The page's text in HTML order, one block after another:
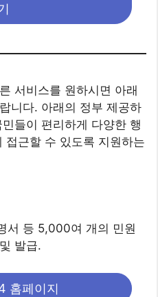
서비스를 원하시면 아래
니다. 아래의 정부 제공하
들이 편리하게 다양한 행
접근할 수 있도록 지원하는
서 등 5,000여 개의 민원
발급.
홈페이지